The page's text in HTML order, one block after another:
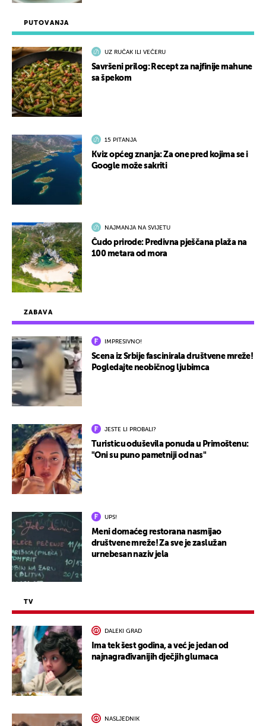
ZABAVA
IMPRESIVNO!
Scena iz Srbije fascinirala društvene mreže!
Pogledajte neobičnog ljubimca
JESTE LI PROBALI?
Turisticu oduševila ponuda u Primoštenu:
"Oni su puno pametniji od nas"
UPS!
Meni domaćeg restorana nasmijao
društvene mreže! Za sve je zaslužan
urnebesan naziv jela
TV
DALEKI GRAD
Ima tek šest godina, a već je jedan od
najnagrađivanijih dječjih glumaca
NASLJEDNIK
PUTOVANJA
UZ RUČAK ILI VEČERU
Savršeni prilog: Recept za najfinije mahune
sa špekom
15 PITANJA
Kviz općeg znanja: Za one pred kojima se i
Google može sakriti
NAJMANJA NA SVIJETU
Čudo prirode: Predivna pješčana plaža na
100 metara od mora